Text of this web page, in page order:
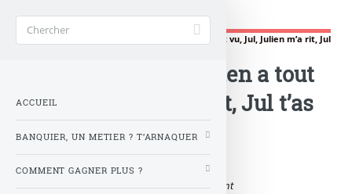
Gère ta tune !
T’as tout su, Jul, Julien a tout vu, Jul, Julien m’a rit, Jul
T’as tout su, Jul, Julien a tout
vu, Jul, Julien m’a rit, Jul t’as
tout dit !
En c’moment c’est Findus, la police ils enquêtent
ACCUEIL
BANQUIER, UN METIER ? T’ARNAQUER
COMMENT GAGNER PLUS ?